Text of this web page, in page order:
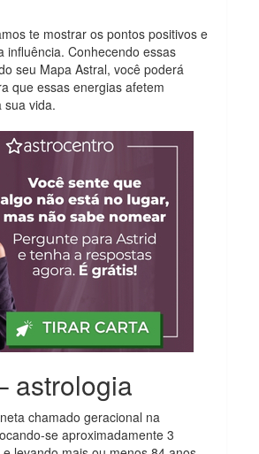
te mostrar os pontos positivos e
influência. Conhecendo essas
seu Mapa Astral, você poderá
que essas energias afetem
sua vida.
astrologia
chamado geracional na
se aproximadamente 3